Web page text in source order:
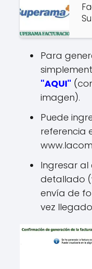
Para
"AQUI" (
imagen).
Puede
referencia
Ingresar
detallado
envía de
vez